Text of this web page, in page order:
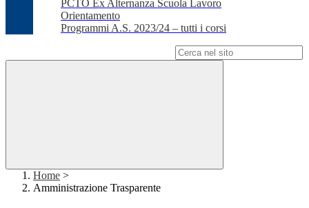
PCTO Ex Alternanza Scuola Lavoro
Orientamento
Programmi A.S. 2023/24 – tutti i corsi
Home >
Amministrazione Trasparente